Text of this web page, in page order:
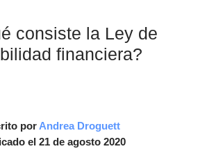
consiste la Ley de
financiera?
por Andrea Droguett
el 21 de agosto 2020